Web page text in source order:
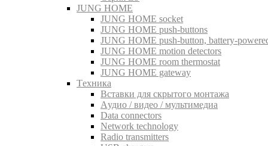
JUNG HOME
JUNG HOME socket
JUNG HOME push-buttons
JUNG HOME push-button, battery-
JUNG HOME motion detectors
JUNG HOME room thermostat
JUNG HOME gateway
Tехника
Вставки для скрытого монтажа
Aудио / видео / мультимедиа
Data connectors
Network technology
Radio transmitters